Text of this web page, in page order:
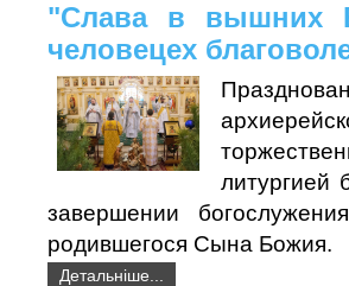
"Слава в вышних
человецех
литургией
завершении
родившегося Сына Божия.
Детальніше...